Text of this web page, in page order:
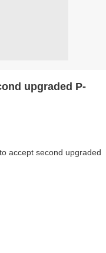
upgraded P-